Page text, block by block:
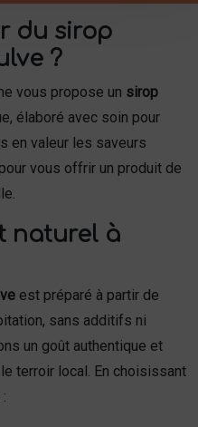
du sirop
?
vous propose un sirop
élaboré avec soin pour
en valeur les saveurs
vous offrir un produit de
naturel à
est préparé à partir de
sans additifs ni
un goût authentique et
terroir local. En choisissant